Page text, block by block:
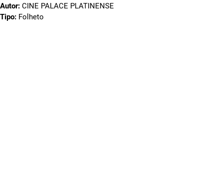
Autor: CINE PALACE PLATINENSE
Tipo: Folheto